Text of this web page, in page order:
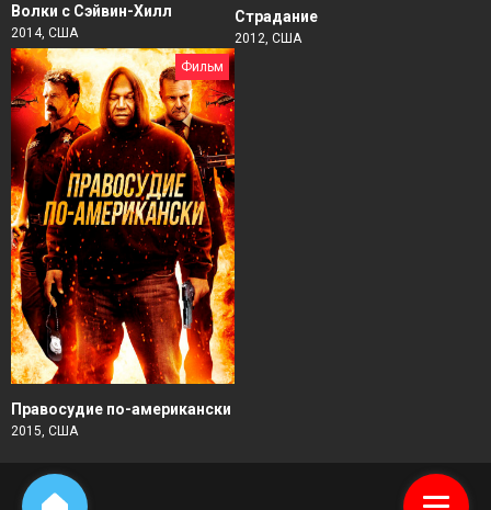
Волки с Сэйвин-Хилл
2014, США
Страдание
2012, США
Фильм
Правосудие по-американски
2015, США